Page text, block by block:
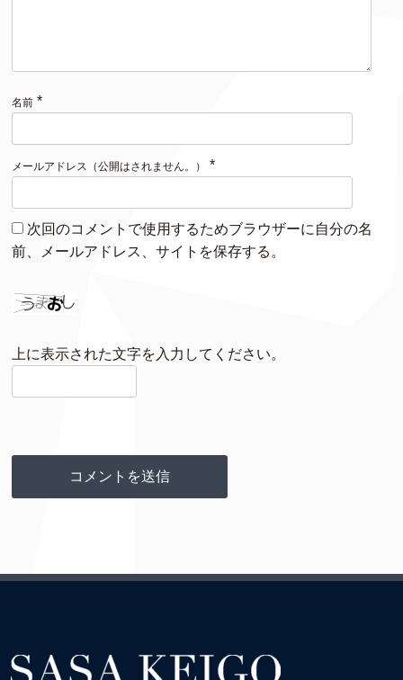
名前 *
メールアドレス（公開はされません。） *
次回のコメントで使用するためブラウザーに自分の名
前、メールアドレス、サイトを保存する。
上に表示された文字を入力してください。